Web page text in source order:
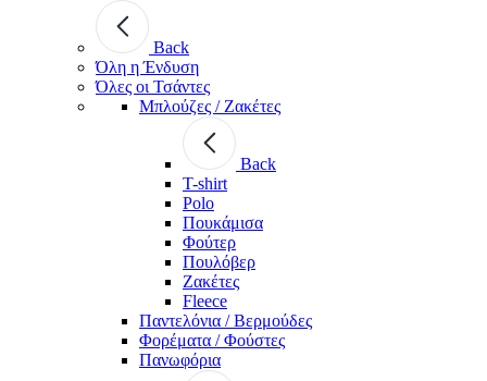
Back
Όλη η Ένδυση
Όλες οι Τσάντες
Μπλούζες / Ζακέτες
Back
T-shirt
Polo
Πουκάμισα
Φούτερ
Πουλόβερ
Ζακέτες
Fleece
Παντελόνια / Βερμούδες
Φορέματα / Φούστες
Πανωφόρια